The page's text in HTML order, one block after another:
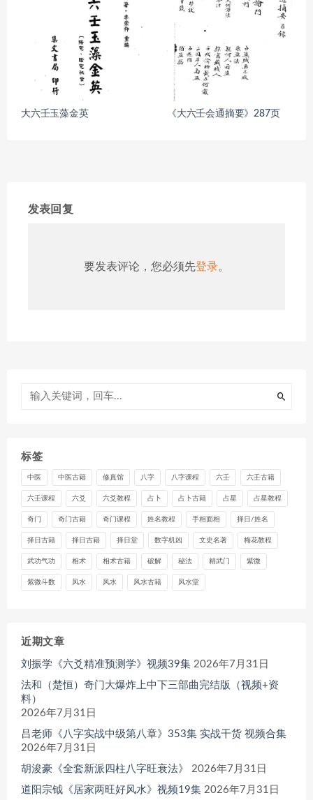
大六壬玉藻金英 《大六壬会通摘要》287页
发表回复
要发表评论，您必须先登录。
标签
中医 中医古籍 修真馆 八字 八字课程 六壬 六壬古籍
六壬课程 六爻 六爻教程 占卜 占卜古籍 占星 占星教程
奇门 奇门古籍 奇门课程 姓名教程 手相面相 择日/姓名
择日古籍 择日古籍 择日堂 数字机凶 文史名著 梅花教程
武功气功 相术 相术古籍 破解 秘法 精武门 紫微
紫微斗数 风水 风水 风水古籍 风水堂
近期文章
刘振学《六爻精准预测学》视频39集 2026年7月31日
法和（楚恒）奇门大爆炸上中下三部曲完结版（视频+资
料）
2026年7月31日
吕老师《八字实战中级第八章》353集 实战干货 视频合集
2026年7月31日
胡浚豪《全套新派四柱八字旺衰法》
2026年7月31日
道阳宗钺《居家两旺好风水》视频19集 2026年7月31日